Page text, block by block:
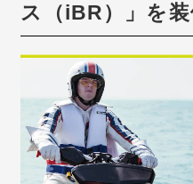
ス（iBR）」を